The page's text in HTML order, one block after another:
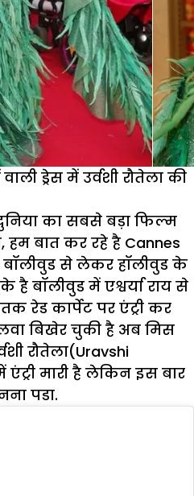
ड्रेस में उर्वशी रौतेला की
का सबसे बड़ा फिल्म
हम बात कर रहे है Cannes
से लेकर हॉलीवुड के
बॉलीवुड में एश्वर्या राय से
रेड कार्पेट पर एंट्री कर
बिखेर चुकी है अब मिस
रौतेला(Uravshi
एंट्री मारी है लेकिन इस बार
पडा.